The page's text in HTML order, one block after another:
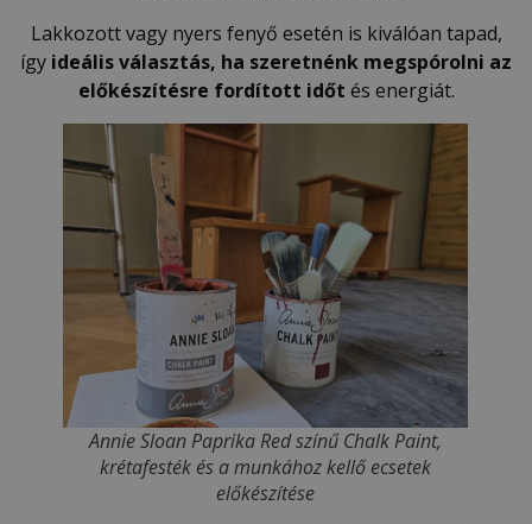
Lakkozott vagy nyers fenyő esetén is kiválóan tapad,
így ideális választás, ha szeretnénk megspórolni az
előkészítésre fordított időt és energiát.
Annie Sloan Paprika Red színű Chalk Paint,
krétafesték és a munkához kellő ecsetek
előkészítése